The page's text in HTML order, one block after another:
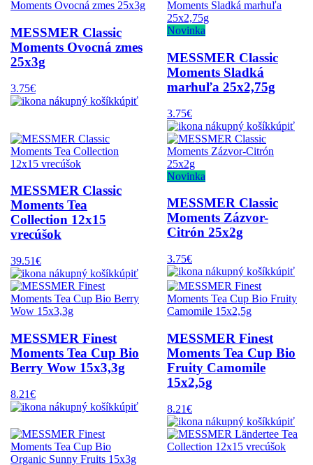
MESSMER Classic
Moments Ovocná zmes
25x3g
3.75€
kúpiť
Novinka
MESSMER Classic
Moments Sladká
marhuľa 25x2,75g
3.75€
kúpiť
MESSMER Classic
Moments Tea
Collection 12x15
vrecúšok
39.51€
kúpiť
Novinka
MESSMER Classic
Moments Zázvor-
Citrón 25x2g
3.75€
kúpiť
MESSMER Finest
Moments Tea Cup Bio
Berry Wow 15x3,3g
8.21€
kúpiť
MESSMER Finest
Moments Tea Cup Bio
Fruity Camomile
15x2,5g
8.21€
kúpiť